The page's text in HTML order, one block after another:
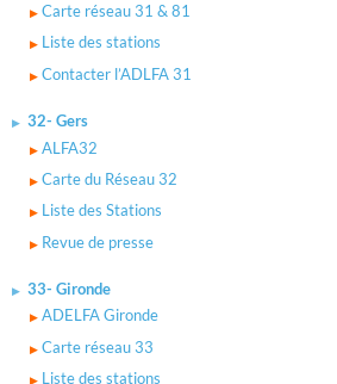
Carte réseau 31 & 81
Liste des stations
Contacter l’ADLFA 31
32- Gers
ALFA32
Carte du Réseau 32
Liste des Stations
Revue de presse
33- Gironde
ADELFA Gironde
Carte réseau 33
Liste des stations